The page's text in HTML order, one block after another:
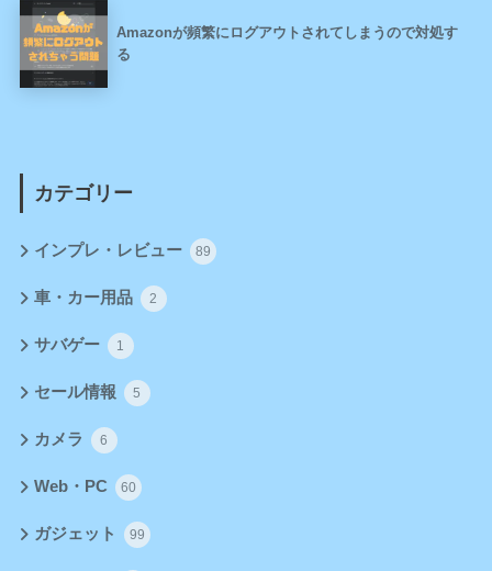
Amazonが頻繁にログアウトされてしまうので対処す
る
カテゴリー
インプレ・レビュー 89
車・カー用品 2
サバゲー 1
セール情報 5
カメラ 6
Web・PC 60
ガジェット 99